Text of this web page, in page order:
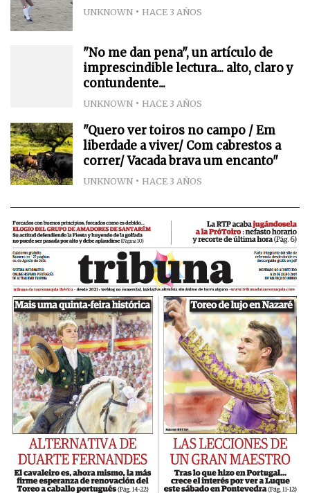
UNKNOWN HACE 3 AÑOS
"No me dan pena", un artículo de
imprescindible lectura... alto, claro y
contundente...
UNKNOWN HACE 3 AÑOS
"Quero ver toiros no campo / Em
liberdade a viver/ Com cabrestos a
correr/ Vacada brava um encanto"
UNKNOWN HACE 3 AÑOS